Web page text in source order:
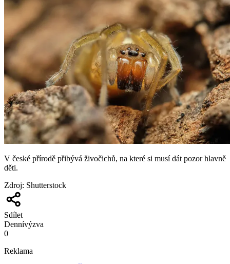
V české přírodě přibývá živočichů, na které si musí dát pozor hlavně
děti.
Zdroj: Shutterstock
Sdílet
Dennívýzva
0
Reklama